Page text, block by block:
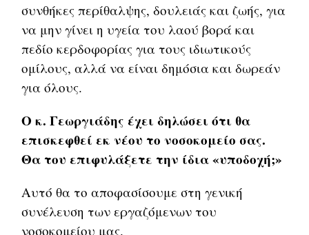
συνθήκες περίθαλψης, δουλειάς και ζωής, για
να μην γίνει η υγεία του λαού βορά και
πεδίο κερδοφορίας για τους ιδιωτικούς
ομίλους, αλλά να είναι δημόσια και δωρεάν
για όλους.
Ο κ. Γεωργιάδης έχει δηλώσει ότι θα
επισκεφθεί εκ νέου το νοσοκομείο σας.
Θα του επιφυλάξετε την ίδια «υποδοχή;»
Αυτό θα το αποφασίσουμε στη γενική
συνέλευση των εργαζόμενων του
νοσοκομείου μας.